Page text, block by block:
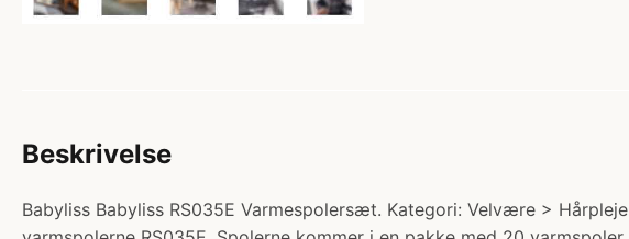
Beskrivelse
Babyliss Babyliss RS035E Varmespolersæt. Kategori: Velvære >